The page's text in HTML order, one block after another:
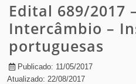
Edital 689/2017
Intercâmbio –
portuguesas
Publicado: 11/05/2017
Atualizado: 22/08/2017